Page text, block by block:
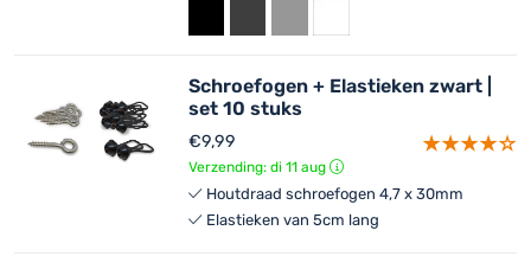
Schroefogen + Elastieken zwart |
set 10 stuks
€9,99
Verzending: di 11 aug
Houtdraad schroefogen 4,7 x 30mm
Elastieken van 5cm lang